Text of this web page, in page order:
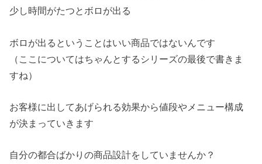
少し時間がたつとボロが出る
ボロが出るということはいい商品ではないんです
（ここについてはちゃんとするシリーズの最後で書きま
すね）
お客様に出してあげられる効果から値段やメニュー構成
が決まっていきます
自分の都合ばかりの商品設計をしていませんか？